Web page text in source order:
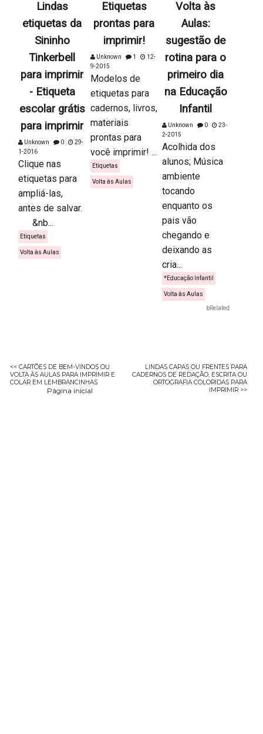
Lindas
etiquetas da
Sininho
Tinkerbell
para imprimir
- Etiqueta
escolar grátis
para imprimir
Unknown 0
29-
1-2016
Clique nas
etiquetas para
ampliá-las,
antes de salvar.
&nb...
Etiquetas
Volta às Aulas
Etiquetas
prontas para
imprimir!
Unknown 1
12-
9-2015
Modelos de
etiquetas para
cadernos, livros,
materiais
prontas para
você imprimir! ...
Etiquetas
Volta às Aulas
Volta às
Aulas:
sugestão de
rotina para o
primeiro dia
na Educação
Infantil
Unknown 0
23-
2-2015
Acolhida dos
alunos; Música
ambiente
tocando
enquanto os
pais vão
chegando e
deixando as
cria...
*Educação Infantil
Volta às Aulas
bRelated
<< CARTÕES DE BEM-VINDOS OU
VOLTA ÀS AULAS PARA IMPRIMIR E
COLAR EM LEMBRANCINHAS
LINDAS CAPAS OU FRENTES PARA
CADERNOS DE REDAÇÃO, ESCRITA OU
ORTOGRAFIA COLORIDAS PARA
IMPRIMIR >>
Página inicial